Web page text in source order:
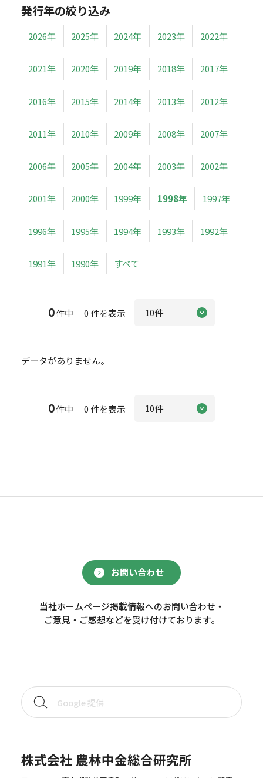
発行年の絞り込み
2026年 2025年 2024年 2023年 2022年
2021年 2020年 2019年 2018年 2017年
2016年 2015年 2014年 2013年 2012年
2011年 2010年 2009年 2008年 2007年
2006年 2005年 2004年 2003年 2002年
2001年 2000年 1999年 1998年 1997年
1996年 1995年 1994年 1993年 1992年
1991年 1990年 すべて
0件中 0 件を表示
データがありません。
0件中 0 件を表示
お問い合わせ
当社ホームページ掲載情報へのお問い合わせ・
ご意見・ご感想などを受け付けております。
株式会社 農林中金総合研究所